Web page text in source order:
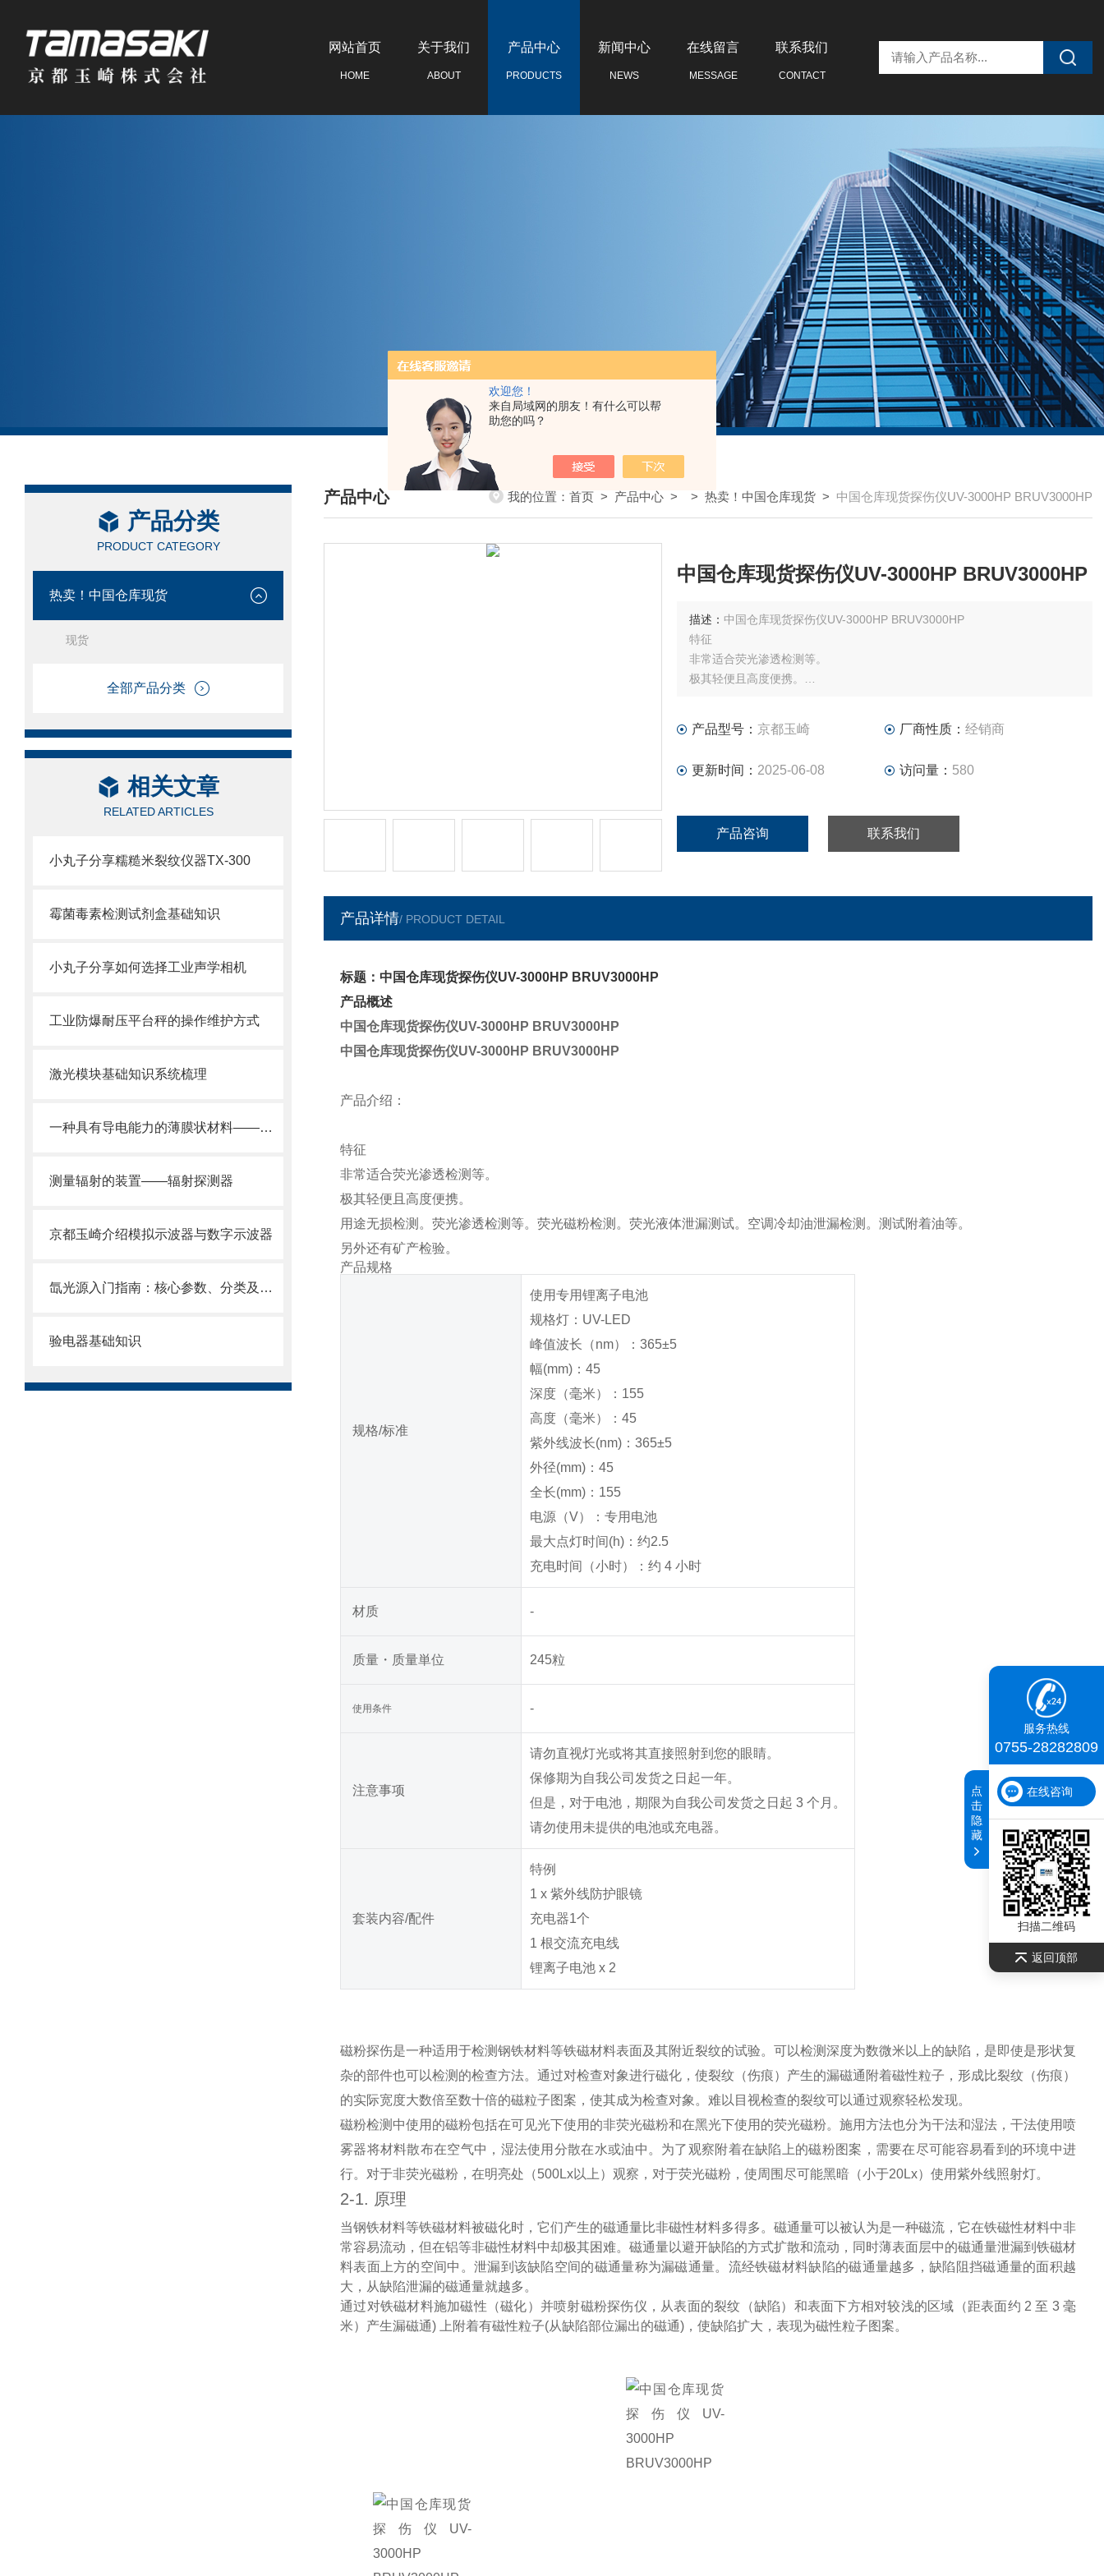
欢迎您！
来自局域网的朋友！有什么可以帮
助您的吗？
网站首页
HOME
关于我们
ABOUT
产品中心
PRODUCTS
新闻中心
NEWS
在线留言
MESSAGE
联系我们
CONTACT
产品分类
PRODUCT CATEGORY
热卖！中国仓库现货
现货
全部产品分类
相关文章
RELATED ARTICLES
小丸子分享糯糙米裂纹仪器TX-300
霉菌毒素检测试剂盒基础知识
小丸子分享如何选择工业声学相机
工业防爆耐压平台秤的操作维护方式
激光模块基础知识系统梳理
一种具有导电能力的薄膜状材料——导电膜
测量辐射的装置——辐射探测器
京都玉崎介绍模拟示波器与数字示波器
氙光源入门指南：核心参数、分类及工业场景适配基础
验电器基础知识
产品中心
/ PRODUCTS CENTER
我的位置： 首页 > 产品中心 > > 热卖！中国仓库现货 > 中国仓库现货探伤仪UV-3000HP BRUV3000HP
中国仓库现货探伤仪UV-3000HP BRUV3000HP
描述： 中国仓库现货探伤仪UV-3000HP BRUV3000HP
特征
非常适合荧光渗透检测等。
极其轻便且高度便携。
另外还有矿产检验。
产品型号： 京都玉崎 厂商性质： 经销商
更新时间： 2025-06-08 访问量： 580
产品咨询 联系我们
产品详情/ PRODUCT DETAIL
标题：中国仓库现货探伤仪UV-3000HP BRUV3000HP
产品概述
中国仓库现货探伤仪UV-3000HP BRUV3000HP
中国仓库现货探伤仪UV-3000HP BRUV3000HP
产品介绍：
特征
非常适合荧光渗透检测等。
极其轻便且高度便携。
用途无损检测。荧光渗透检测等。荧光磁粉检测。荧光液体泄漏测试。空调冷却油泄漏检测。测试附着油等。
另外还有矿产检验。
产品规格
规格/标准
使用专用锂离子电池
规格灯：UV-LED
峰值波长（nm）：365±5
幅(mm)：45
深度（毫米）：155
高度（毫米）：45
紫外线波长(nm)：365±5
外径(mm)：45
全长(mm)：155
电源（V）：专用电池
最大点灯时间(h)：约2.5
充电时间（小时）：约 4 小时
材质 -
质量・质量単位 245粒
使用条件 -
注意事项
请勿直视灯光或将其直接照射到您的眼睛。
保修期为自我公司发货之日起一年。
但是，对于电池，期限为自我公司发货之日起 3 个月。
请勿使用未提供的电池或充电器。
套装内容/配件
特例
1 x 紫外线防护眼镜
充电器1个
1 根交流充电线
锂离子电池 x 2
磁粉探伤是一种适用于检测钢铁材料等铁磁材料表面及其附近裂纹的试验。可以检测深度为数微米以上的缺陷，是即使是形状复
杂的部件也可以检测的检查方法。通过对检查对象进行磁化，使裂纹（伤痕）产生的漏磁通附着磁性粒子，形成比裂纹（伤痕）
的实际宽度大数倍至数十倍的磁粒子图案，使其成为检查对象。难以目视检查的裂纹可以通过观察轻松发现。
磁粉检测中使用的磁粉包括在可见光下使用的非荧光磁粉和在黑光下使用的荧光磁粉。施用方法也分为干法和湿法，干法使用喷
雾器将材料散布在空气中，湿法使用分散在水或油中。为了观察附着在缺陷上的磁粉图案，需要在尽可能容易看到的环境中进
行。对于非荧光磁粉，在明亮处（500Lx以上）观察，对于荧光磁粉，使周围尽可能黑暗（小于20Lx）使用紫外线照射灯。
2-1. 原理
当钢铁材料等铁磁材料被磁化时，它们产生的磁通量比非磁性材料多得多。磁通量可以被认为是一种磁流，它在铁磁性材料中非
常容易流动，但在铝等非磁性材料中却极其困难。磁通量以避开缺陷的方式扩散和流动，同时薄表面层中的磁通量泄漏到铁磁材
料表面上方的空间中。泄漏到该缺陷空间的磁通量称为漏磁通量。流经铁磁材料缺陷的磁通量越多，缺陷阻挡磁通量的面积越
大，从缺陷泄漏的磁通量就越多。
通过对铁磁材料施加磁性（磁化）并喷射磁粉探伤仪，从表面的裂纹（缺陷）和表面下方相对较浅的区域（距表面约 2 至 3 毫
米）产生漏磁通) 上附着有磁性粒子(从缺陷部位漏出的磁通)，使缺陷扩大，表现为磁性粒子图案。
服务热线
0755-28282809
在线咨询
扫描二维码
返回顶部
点
击
隐
藏